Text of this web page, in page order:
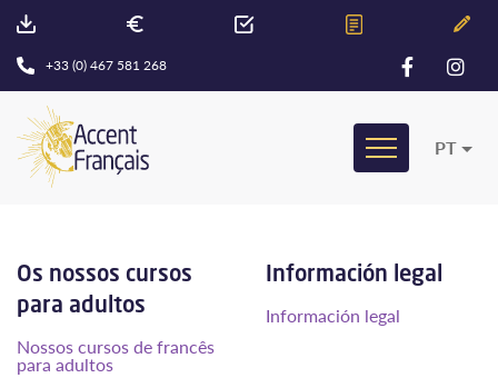
+33 (0) 467 581 268
PT
Os nossos cursos
para adultos
Nossos cursos de francês
para adultos
Información legal
Información legal